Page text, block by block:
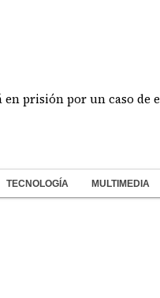
por un caso de
TECNOLOGÍA MULTIMEDIA